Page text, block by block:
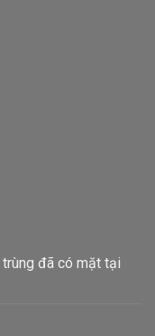
đã có mặt tại